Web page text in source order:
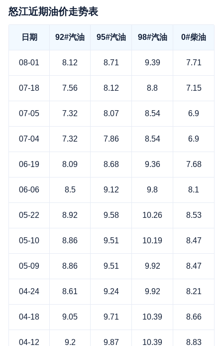
怒江近期油价走势表
日期 92#汽油 95#汽油 98#汽油 0#柴油
08-01 8.12 8.71 9.39 7.71
07-18 7.56 8.12 8.8 7.15
07-05 7.32 8.07 8.54 6.9
07-04 7.32 7.86 8.54 6.9
06-19 8.09 8.68 9.36 7.68
06-06 8.5 9.12 9.8 8.1
05-22 8.92 9.58 10.26 8.53
05-10 8.86 9.51 10.19 8.47
05-09 8.86 9.51 9.92 8.47
04-24 8.61 9.24 9.92 8.21
04-18 9.05 9.71 10.39 8.66
04-12 9.2 9.87 10.39 8.83